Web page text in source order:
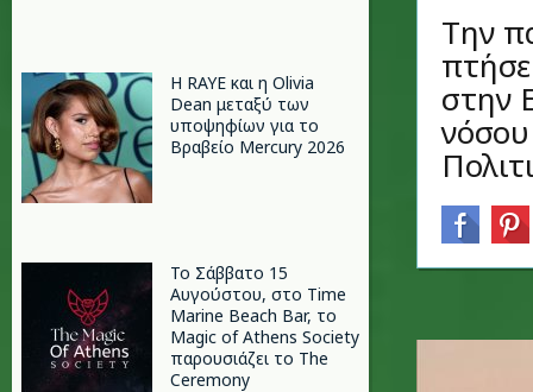
Η RAYE και η Olivia
Dean μεταξύ των
υποψηφίων για το
Βραβείο Mercury 2026
Το Σάββατο 15
Αυγούστου, στο Time
Marine Beach Bar, το
Magic of Athens Society
παρουσιάζει το The
Ceremony
Την
στην